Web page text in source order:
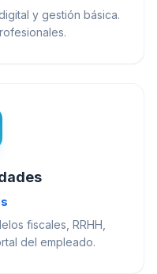
y gestión básica.
fiscales, RRHH,
del empleado.